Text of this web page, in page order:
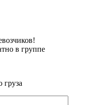
в группе
груза